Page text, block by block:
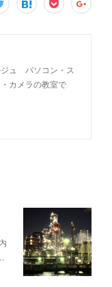
ジュ パソコン・ス
カメラの教室で